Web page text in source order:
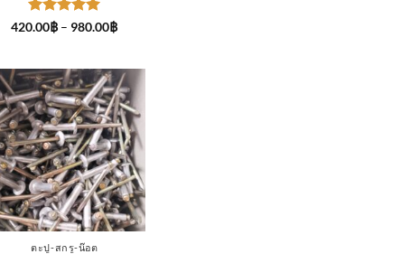
ให้คะแนน
420.00฿ – 980.00฿Price
980.00฿
ตะปู-สกรู-น๊อต